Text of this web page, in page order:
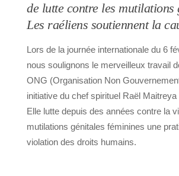
de lutte contre les mutilations
Les raéliens soutiennent la
Lors de la journée internationale du 6
nous soulignons le merveilleux travail
ONG (Organisation Non
initiative du chef spirituel Raël Maitreya
Elle lutte depuis des années contre la
mutilations génitales féminines une
violation des droits humains.